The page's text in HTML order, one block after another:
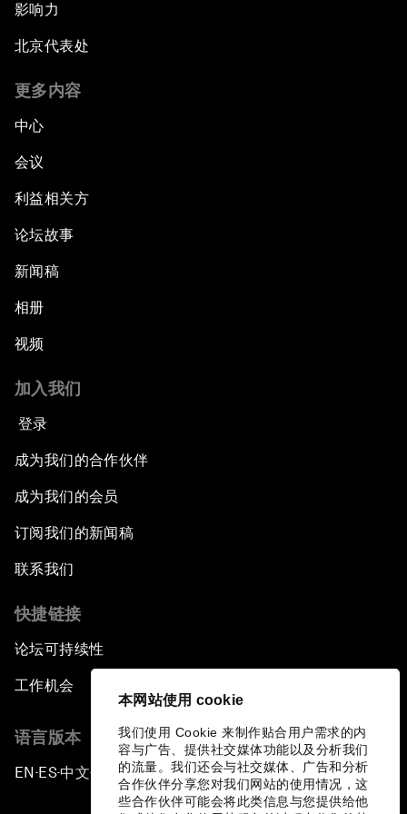
本网站使用 cookie
我们使用 Cookie 来制作贴合用户需求的内
容与广告、提供社交媒体功能以及分析我们
的流量。我们还会与社交媒体、广告和分析
合作伙伴分享您对我们网站的使用情况，这
些合作伙伴可能会将此类信息与您提供给他
影响力
北京代表处
更多内容
中心
会议
利益相关方
论坛故事
新闻稿
相册
视频
加入我们
登录
成为我们的合作伙伴
成为我们的会员
订阅我们的新闻稿
联系我们
快捷链接
论坛可持续性
工作机会
语言版本
EN ▪ ES▪中文▪ 日本語